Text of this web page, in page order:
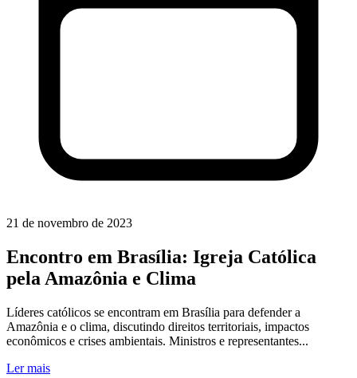
21 de novembro de 2023
Encontro em Brasília: Igreja Católica
pela Amazônia e Clima
Líderes católicos se encontram em Brasília para defender a
Amazônia e o clima, discutindo direitos territoriais, impactos
econômicos e crises ambientais. Ministros e representantes...
Ler mais